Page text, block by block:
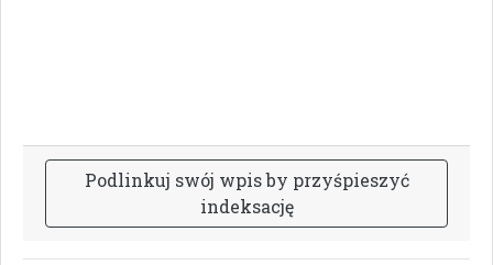
Podlinkuj swój wpisby przyśpieszyć
indeksację